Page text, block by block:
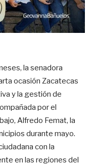
la senadora
ocasión Zacatecas
y la gestión de
por el
Alfredo Femat, la
durante mayo.
con la
en las regiones del